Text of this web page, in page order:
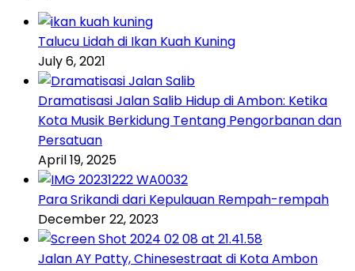
Talucu Lidah di Ikan Kuah Kuning
July 6, 2021
Dramatisasi Jalan Salib Hidup di Ambon: Ketika
Kota Musik Berkidung Tentang Pengorbanan dan
Persatuan
April 19, 2025
Para Srikandi dari Kepulauan Rempah-rempah
December 22, 2023
Jalan AY Patty, Chinesestraat di Kota Ambon